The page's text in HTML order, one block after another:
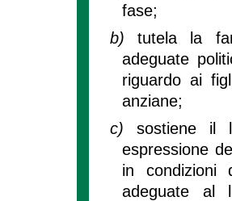
fase;
b) tutela la
adeguate
riguardo ai
anziane;
c) sostiene il
espressione
in condizioni
adeguate al